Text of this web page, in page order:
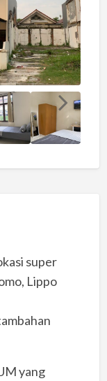
super
Lippo
yang